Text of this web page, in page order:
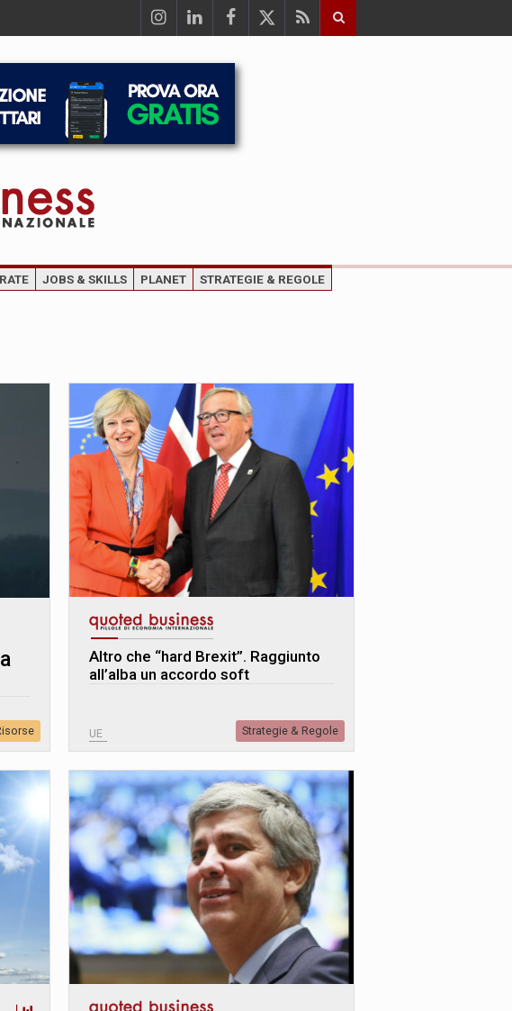
JOBS & SKILLS PLANET STRATEGIE & REGOLE
Altro che “hard Brexit”. Raggiunto
all’alba un accordo soft
UE Strategie & Regole